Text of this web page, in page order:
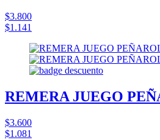
$3.800
$1.141
REMERA JUEGO
$3.600
$1.081